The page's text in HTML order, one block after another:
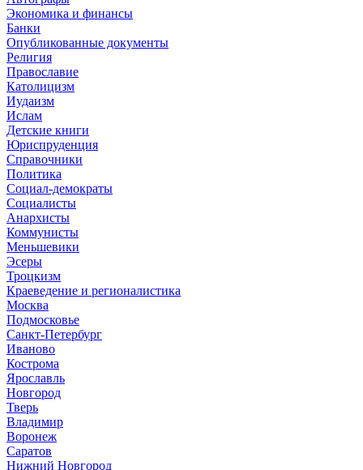
Экономика и финансы
Банки
Опубликованные документы
Религия
Православие
Католицизм
Иудаизм
Ислам
Детские книги
Юриспруденция
Справочники
Политика
Социал-демократы
Социалисты
Анархисты
Коммунисты
Меньшевики
Эсеры
Троцкизм
Краеведение и регионалистика
Москва
Подмосковье
Санкт-Петербург
Иваново
Кострома
Ярославль
Новгород
Тверь
Владимир
Воронеж
Саратов
Нижний Новгород